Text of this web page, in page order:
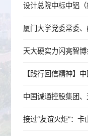
厦门大学党委常委
天大硬实力闪亮智